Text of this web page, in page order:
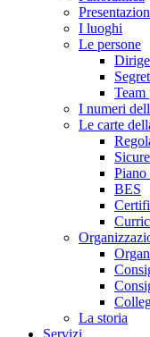
I luoghi
Le persone
Team
I numeri
Le carte
Piano
BES
La storia
Servizi